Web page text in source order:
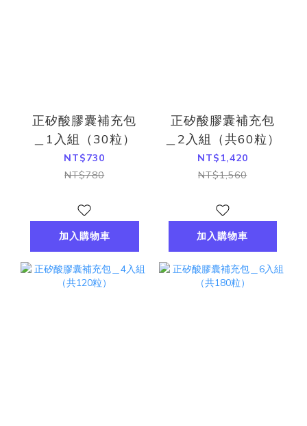
正矽酸膠囊補充包
＿1入組（30粒）
NT$730
NT$780
加入購物車
正矽酸膠囊補充包
＿2入組（共60粒）
NT$1,420
NT$1,560
加入購物車